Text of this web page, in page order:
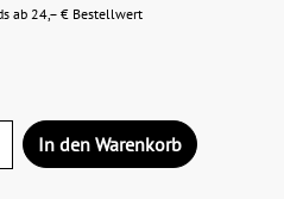
ab 24,– € Bestellwert
In den Warenkorb